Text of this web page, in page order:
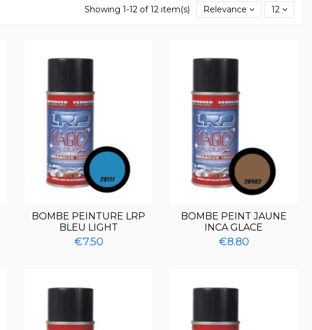
Showing 1-12 of 12 item(s) Relevance 12
BOMBE PEINTURE LRP
BLEU LIGHT
€7.50
BOMBE PEINT JAUNE
INCA GLACE
€8.80